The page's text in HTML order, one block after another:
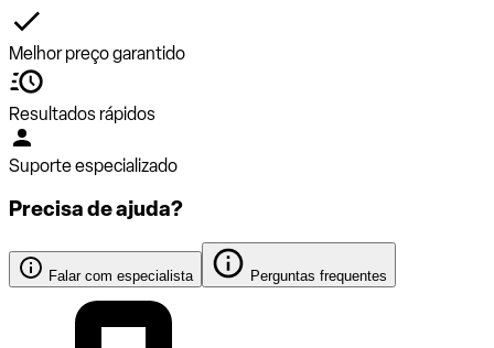
Melhor preço garantido
Resultados rápidos
Suporte especializado
Precisa de ajuda?
Falar com especialista Perguntas frequentes